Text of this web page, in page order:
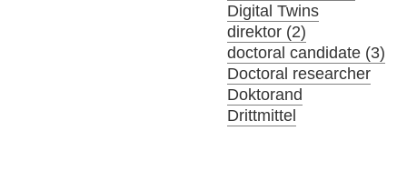
Digital Twins
direktor (2)
doctoral candidate (3)
Doctoral researcher
Doktorand
Drittmittel